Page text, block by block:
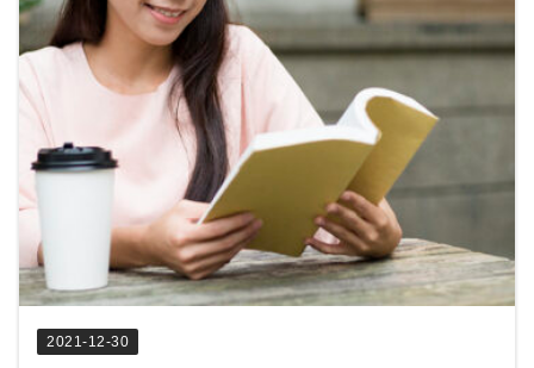
2021-12-30